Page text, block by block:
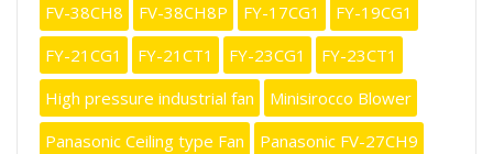
FV-38CH8
FV-38CH8P FY-17CG1
FY-19CG1
FY-21CG1
FY-21CT1 FY-23CG1
FY-23CT1
High pressure industrial fan
Minisirocco Blower
Panasonic Ceiling type Fan
Panasonic FV-27CH9